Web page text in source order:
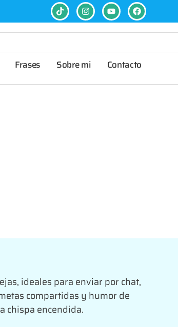
Frases Sobre mi Contacto
ideales para enviar por chat,
compartidas y humor de
chispa encendida.